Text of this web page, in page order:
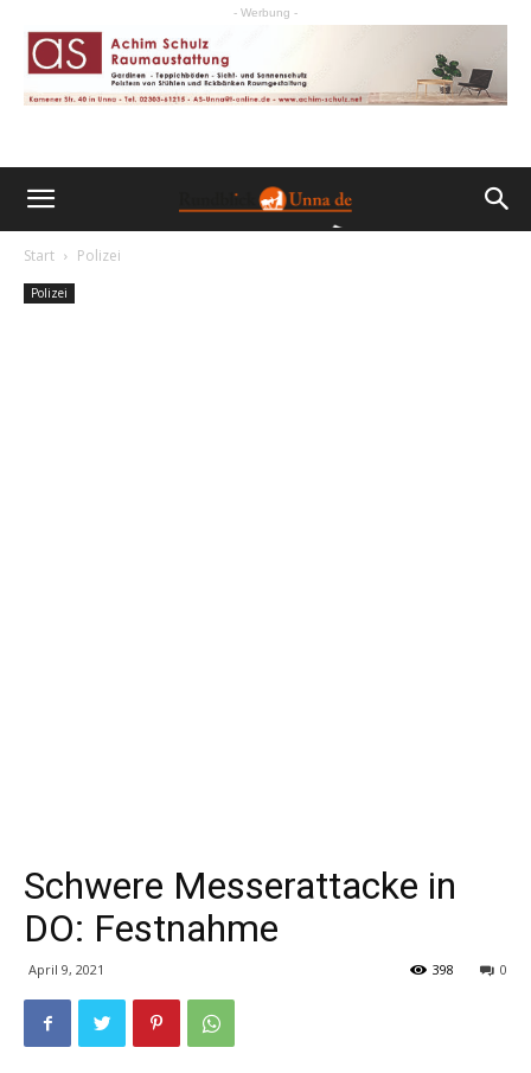
- Werbung -
Start Polizei
Polizei
Schwere Messerattacke in
DO: Festnahme
April 9, 2021 0
398